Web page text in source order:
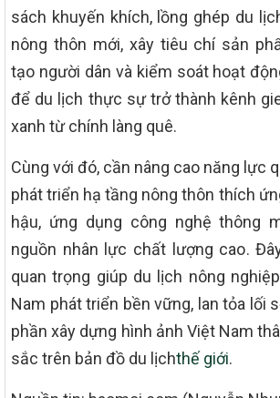
sách khuyến khích, lồng ghép du
nông thôn mới, xây tiêu chí sản
tạo người dân và kiểm soát hoạt
để du lịch thực sự trở thành kênh
xanh từ chính làng quê.
Cùng với đó, cần nâng cao năng lực
phát triển hạ tầng nông thôn thích
hậu, ứng dụng công nghệ thông
nguồn nhân lực chất lượng cao.
quan trọng giúp du lịch nông
Nam phát triển bền vững, lan tỏa lối
phần xây dựng hình ảnh Việt Nam
sắc trên bản đồ du lịchthế giới.